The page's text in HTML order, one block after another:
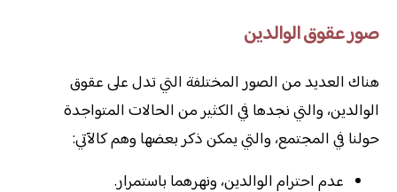
صور عقوق الوالدين
هناك العديد من الصور المختلفة التي تدل على عقوق
الوالدين، والتي نجدها في الكثير من الحالات المتواجدة
حولنا في المجتمع، والتي يمكن ذكر بعضها وهم كالآتي:
عدم احترام الوالدين، ونهرهما باستمرار.